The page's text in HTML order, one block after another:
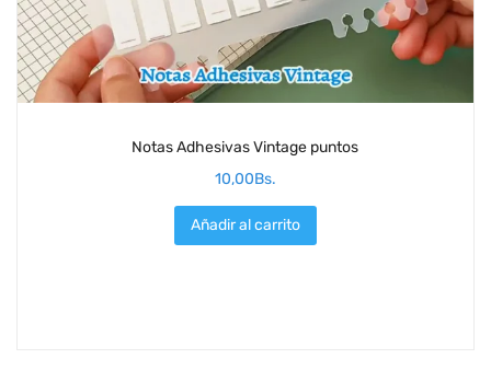
Notas Adhesivas Vintage puntos
10,00Bs.
Añadir al carrito